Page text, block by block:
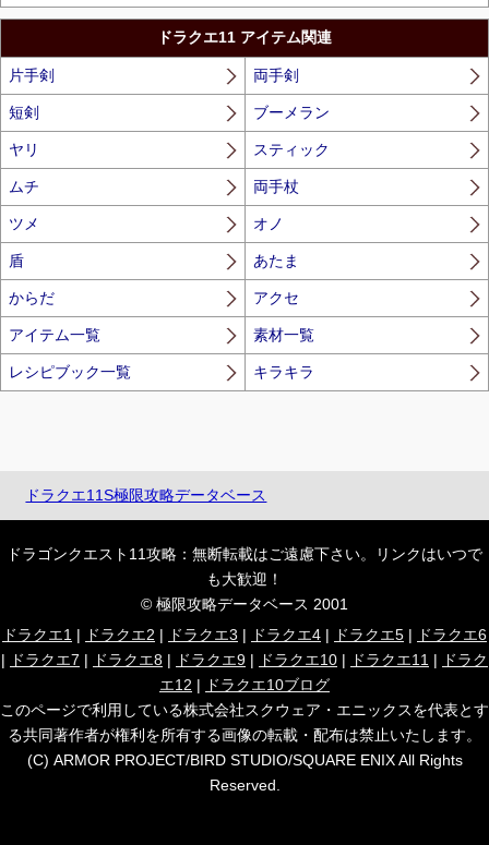
ドラクエ11 アイテム関連
片手剣 両手剣
短剣 ブーメラン
ヤリ スティック
ムチ 両手杖
ツメ オノ
盾 あたま
からだ アクセ
アイテム一覧 素材一覧
レシピブック一覧 キラキラ
ドラクエ11S極限攻略データベース
ドラゴンクエスト11攻略：無断転載はご遠慮下さい。リンクはいつで
も大歓迎！
© 極限攻略データベース 2001
ドラクエ1 | ドラクエ2 | ドラクエ3 | ドラクエ4 | ドラクエ5 |
ドラクエ6
|
ドラクエ7 | ドラクエ8 | ドラクエ9 | ドラクエ10 | ドラクエ11 |
ドラク
エ12 |
ドラクエ10ブログ
このページで利用している株式会社スクウェア・エニックスを代表とす
る共同著作者が権利を所有する画像の転載・配布は禁止いたします。
(C) ARMOR PROJECT/BIRD STUDIO/SQUARE ENIX All Rights
Reserved.